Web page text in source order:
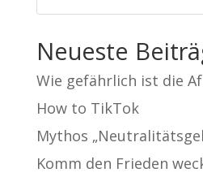
Neueste
Wie gefährlich ist die
How to TikTok
Mythos
Komm den Frieden